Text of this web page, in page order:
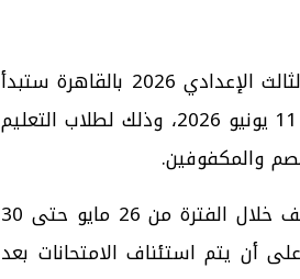
وأكدت مديرية التربية والتعليم أن امتحانات الصف الثالث الإعدادي 2026 بالقاهرة ستبدأ
يوم الخميس 4 يونيو 2026، وتستمر حتى الخميس 11 يونيو 2026، وذلك لطلاب التعليم
والمكفوفين.
وأوضحت المديرية أن الامتحانات ستشهد فترة توقف خلال الفترة من 26 مايو حتى 30
على أن يتم استئناف الامتحانات بعد